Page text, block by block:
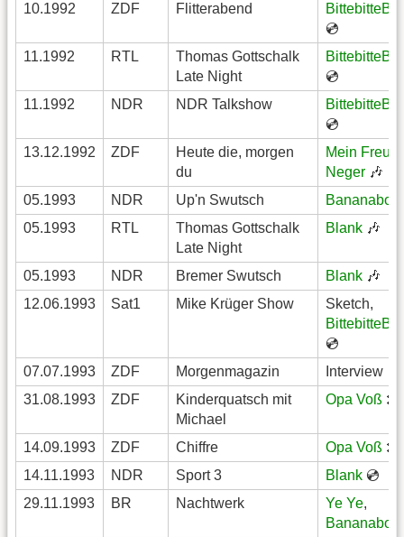
10.1992
ZDF Flitterabend
💿
11.1992
RTL
Thomas Gottschalk
Late Night
💿
11.1992
NDR NDR Talkshow
💿
13.12.1992
ZDF
Heute die, morgen
du
Mein
Neger 🎶
05.1993
NDR Up'n Swutsch
Bananaboat
05.1993
RTL
Thomas Gottschalk
Late Night
Blank 🎶
05.1993 NDR Bremer Swutsch Blank 🎶
12.06.1993
Sat1 Mike Krüger Show
Sketch,
💿
07.07.1993
ZDF Morgenmagazin
Interview
31.08.1993
ZDF
Kinderquatsch mit
Michael
Opa Voß 🎤
14.09.1993 ZDF Chiffre Opa Voß 🎤
14.11.1993
NDR Sport 3 Blank 💿
29.11.1993
BR Nachtwerk Ye Ye,
Bananaboat